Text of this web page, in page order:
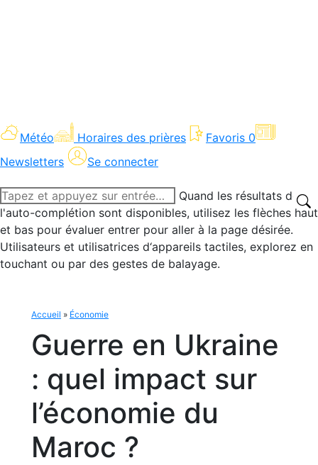
Météo Horaires des prières Favoris 0
Newsletters
Se connecter
Recherche
:
Quand les résultats de
l'auto-complétion sont disponibles, utilisez les flèches haut
et bas pour évaluer entrer pour aller à la page désirée.
Utilisateurs et utilisatrices d‘appareils tactiles, explorez en
touchant ou par des gestes de balayage.
Accueil » Économie
Guerre en Ukraine
: quel impact sur
l’économie du
Maroc ?